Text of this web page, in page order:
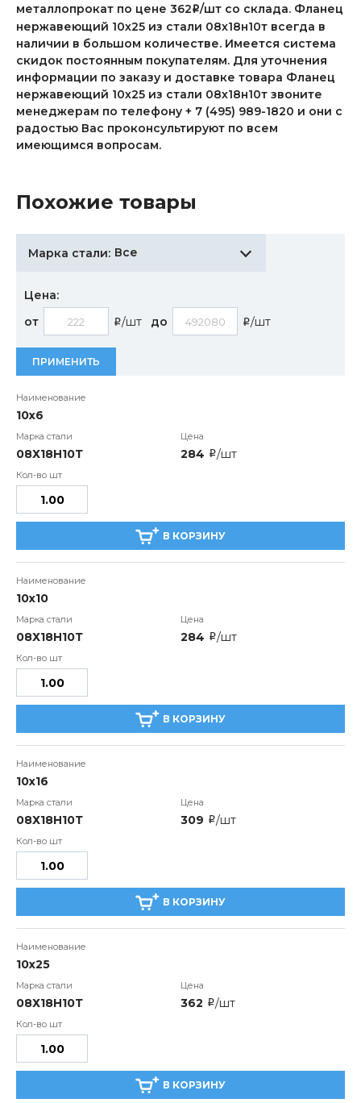
металлопрокат по цене 362i/шт со склада. Фланец
нержавеющий 10х25 из стали 08х18н10т всегда в
наличии в большом количестве. Имеется система
скидок постоянным покупателям. Для уточнения
информации по заказу и доставке товара Фланец
нержавеющий 10х25 из стали 08х18н10т звоните
менеджерам по телефону + 7 (495) 989-1820 и они с
радостью Вас проконсультируют по всем
имеющимся вопросам.
Похожие товары
Марка стали: Все
Цена:
от
i/шт до i/шт
ПРИМЕНИТЬ
10х6
08Х18Н10Т 284 i/шт
В КОРЗИНУ
10х10
08Х18Н10Т 284 i/шт
В КОРЗИНУ
10х16
08Х18Н10Т 309 i/шт
В КОРЗИНУ
10х25
08Х18Н10Т 362 i/шт
В КОРЗИНУ